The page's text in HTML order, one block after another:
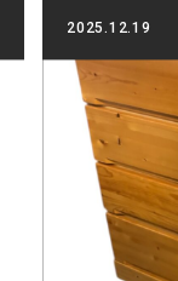
2025.12.19